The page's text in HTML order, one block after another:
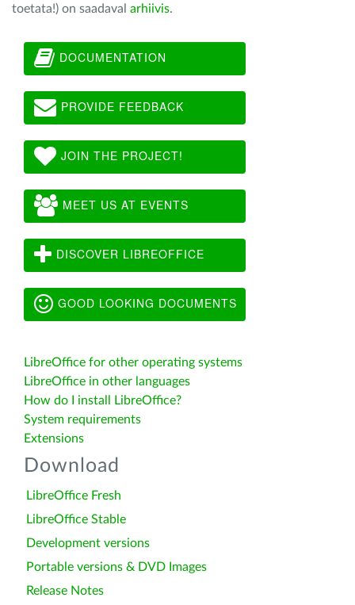
toetata!) on saadaval arhiivis.
DOCUMENTATION
PROVIDE FEEDBACK
JOIN THE PROJECT!
MEET US AT EVENTS
DISCOVER LIBREOFFICE
GOOD LOOKING DOCUMENTS
LibreOffice for other operating systems
LibreOffice in other languages
How do I install LibreOffice?
System requirements
Extensions
Download
LibreOffice Fresh
LibreOffice Stable
Development versions
Portable versions & DVD Images
Release Notes